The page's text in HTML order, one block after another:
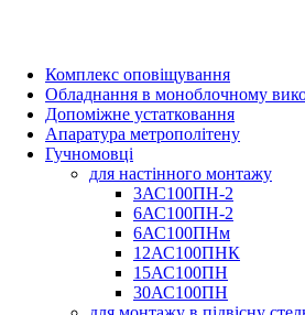
Комплекс оповіщування
Обладнання в моноблочному
Допоміжне устатковання
Апаратура метрополітену
Гучномовці
для настінного монтажу
3АС100ПН-2
6АС100ПН-2
6АС100ПНм
12АС100ПНК
15АС100ПН
30АС100ПН